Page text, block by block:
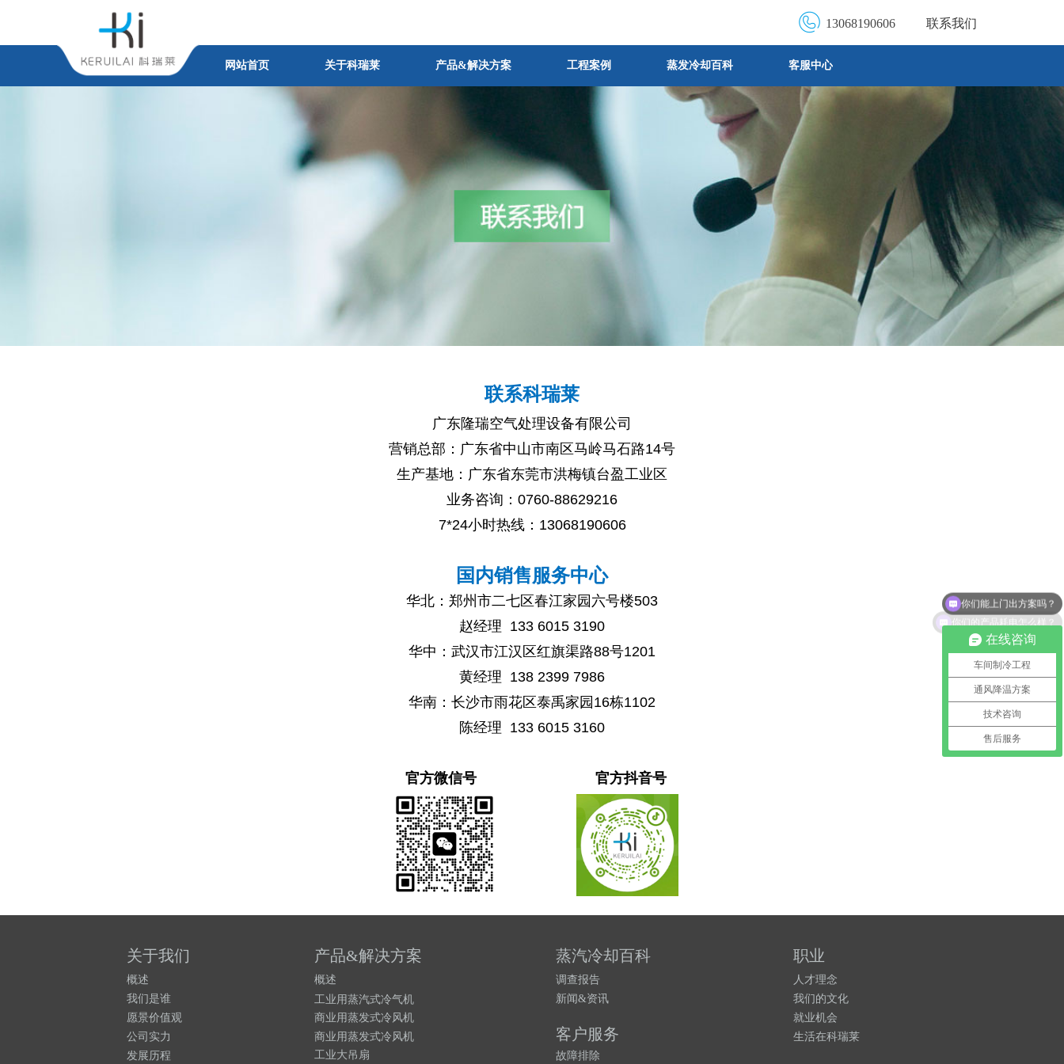
13068190606 联系我们
网站首页 关于科瑞莱 产品&解决方案 工程案例 蒸发冷却百科 客服中心
联系科瑞莱
广东隆瑞空气处理设备有限公司
营销总部：广东省中山市南区马岭马石路14号
生产基地：广东省东莞市洪梅镇台盈工业区
业务咨询： 0760-88629216
7*24小时热线：13068190606
国内销售服务中心
华北：郑州市二七区春江家园六号楼503
赵经理 133 6015 3190
华中：武汉市江汉区红旗渠路88号1201
黄经理 138 2399 7986
华南：长沙市雨花区泰禹家园16栋1102
陈经理 133 6015 3160
官方微信号 官方抖音号
关于我们
概述
我们是谁
愿景价值观
公司实力
发展历程
产品&解决方案
概述
商业用蒸发式冷风机
商业用蒸发式冷风机
工业用蒸汽式冷气机
蒸汽冷却百科
调查报告
客户服务
故障排除
职业
我们的文化
生活在科瑞莱
人才理念
就业机会
新闻&资讯
工业大吊扇
在线咨询
车间制冷工程
通风降温方案
技术咨询
售后服务
你们的产品耗电怎么样？